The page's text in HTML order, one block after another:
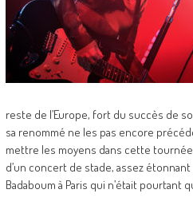
reste de l’Europe, fort du succès de
sa renommé ne les pas encore
mettre les moyens dans cette
d’un concert de stade, assez
Badaboum à Paris qui n’était pourtant